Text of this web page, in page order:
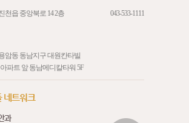
천읍 중앙북로 14 2층 043-533-1111
암동 동남지구 대원칸타빌
파트 앞 동남메디칼타워 5F
네트워크
과